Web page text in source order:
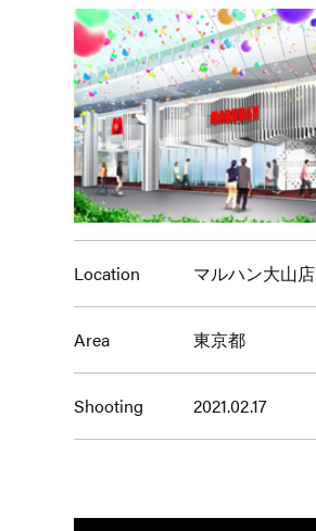
Location マルハン大山店
Area 東京都
Shooting 2021.02.17